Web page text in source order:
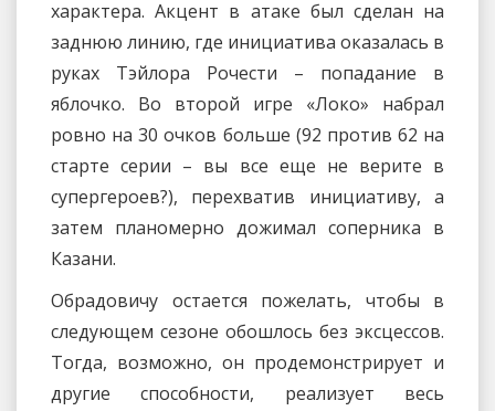
характера. Акцент в атаке был сделан на
заднюю линию, где инициатива оказалась в
руках Тэйлора Рочести – попадание в
яблочко. Во второй игре «Локо» набрал
ровно на 30 очков больше (92 против 62 на
старте серии – вы все еще не верите в
супергероев?), перехватив инициативу, а
затем планомерно дожимал соперника в
Казани.
Обрадовичу остается пожелать, чтобы в
следующем сезоне обошлось без эксцессов.
Тогда, возможно, он продемонстрирует и
другие способности, реализует весь